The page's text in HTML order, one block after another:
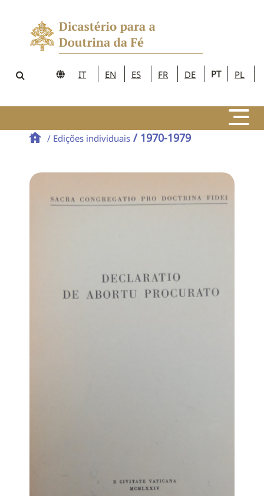
IT EN ES FR DE PT PL
/ Edições individuais / 1970-1979